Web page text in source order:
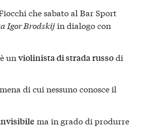
che sabato al Bar Sport
Igor Brodskijin dialogo con
un violinista di strada russodi
di cui nessuno conosce il
ma in grado di produrre